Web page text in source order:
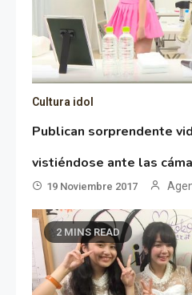
Cultura idol
Publican sorprendente
vistiéndose ante las
19 Noviembre 2017
2 MINS READ